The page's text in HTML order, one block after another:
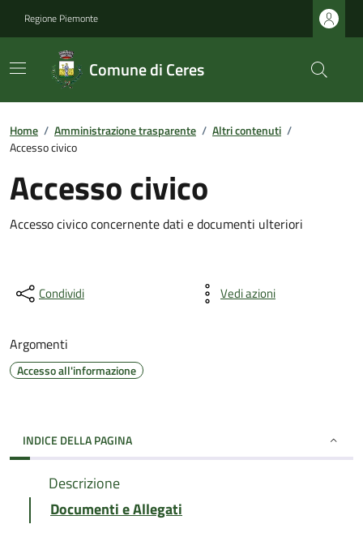
Regione Piemonte
Comune di Ceres
Home / Amministrazione trasparente / Altri contenuti /
Accesso civico
Accesso civico
Accesso civico concernente dati e documenti ulteriori
Condividi Vedi azioni
Argomenti
Accesso all'informazione
INDICE DELLA PAGINA
Descrizione
Documenti e Allegati